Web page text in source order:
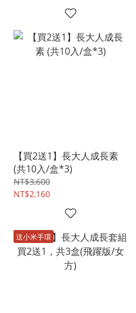
【買2送1】長大人成長素
(共10入/盒*3)
NT$3,600
NT$2,160
送小米手環